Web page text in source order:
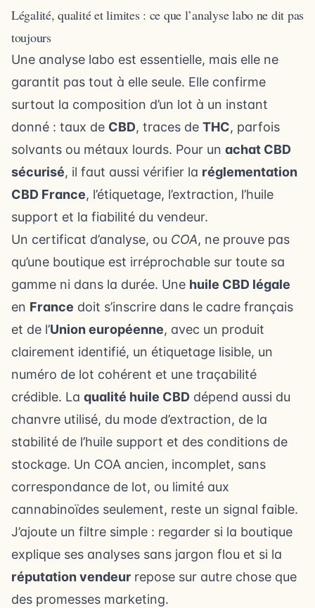
Légalité, qualité et limites : ce que l’analyse labo ne dit pas
toujours
Une analyse labo est essentielle, mais elle ne
garantit pas tout à elle seule. Elle confirme
surtout la composition d’un lot à un instant
donné : taux de CBD, traces de THC, parfois
solvants ou métaux lourds. Pour un achat CBD
sécurisé, il faut aussi vérifier la réglementation
CBD France, l’étiquetage, l’extraction, l’huile
support et la fiabilité du vendeur.
Un certificat d’analyse, ou COA, ne prouve pas
qu’une boutique est irréprochable sur toute sa
gamme ni dans la durée. Une huile CBD légale
en France doit s’inscrire dans le cadre français
et de l’Union européenne, avec un produit
clairement identifié, un étiquetage lisible, un
numéro de lot cohérent et une traçabilité
crédible. La qualité huile CBD dépend aussi du
chanvre utilisé, du mode d’extraction, de la
stabilité de l’huile support et des conditions de
stockage. Un COA ancien, incomplet, sans
correspondance de lot, ou limité aux
cannabinoïdes seulement, reste un signal faible.
J’ajoute un filtre simple : regarder si la boutique
explique ses analyses sans jargon flou et si la
réputation vendeur repose sur autre chose que
des promesses marketing.